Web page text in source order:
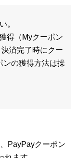
。
得（Myクーポン
済完了時にクー
ンの獲得方法は操
PayPayクーポン